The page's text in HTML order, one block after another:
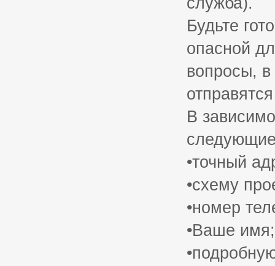
Будьте
опасной
вопросы, в
В
•точный
•схему
•номер
•Ваше имя;